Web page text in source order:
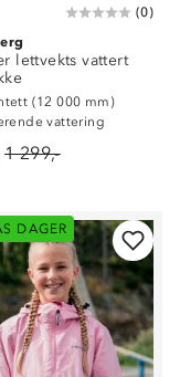
(0)
lettvekts vattert
(12 000 mm)
vattering
1 299,-
DAGER